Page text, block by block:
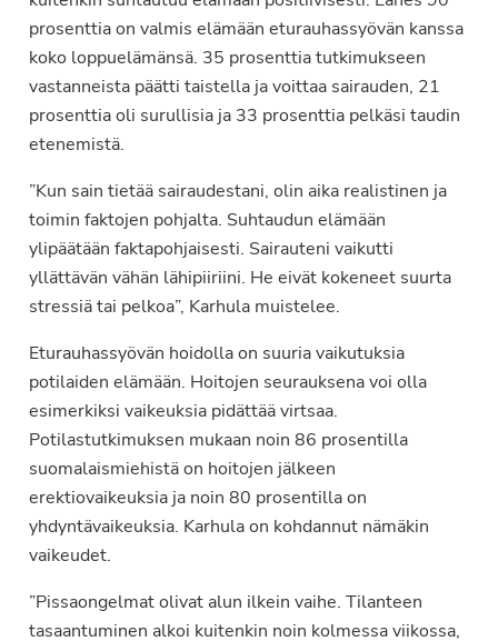
prosenttia on valmis elämään eturauhassyövän kanssa
koko loppuelämänsä. 35 prosenttia tutkimukseen
vastanneista päätti taistella ja voittaa sairauden, 21
prosenttia oli surullisia ja 33 prosenttia pelkäsi taudin
etenemistä.
”Kun sain tietää sairaudestani, olin aika realistinen ja
toimin faktojen pohjalta. Suhtaudun elämään
ylipäätään faktapohjaisesti. Sairauteni vaikutti
yllättävän vähän lähipiiriini. He eivät kokeneet suurta
stressiä tai pelkoa”, Karhula muistelee.
Eturauhassyövän hoidolla on suuria vaikutuksia
potilaiden elämään. Hoitojen seurauksena voi olla
esimerkiksi vaikeuksia pidättää virtsaa.
Potilastutkimuksen mukaan noin 86 prosentilla
suomalaismiehistä on hoitojen jälkeen
erektiovaikeuksia ja noin 80 prosentilla on
yhdyntävaikeuksia. Karhula on kohdannut nämäkin
vaikeudet.
”Pissaongelmat olivat alun ilkein vaihe. Tilanteen
tasaantuminen alkoi kuitenkin noin kolmessa viikossa,